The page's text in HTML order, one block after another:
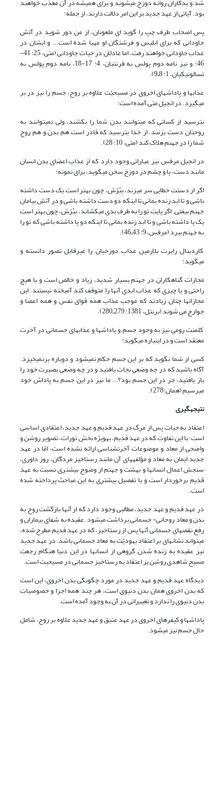
شد و بدکاران روانه دوزخ می‏شوند و برای همیشه در آن معذّب خواهند
بود. آیاتی از عهد جدید بر این امر دلالت دارند، از جمله:
پس اصحاب طرف چپ را گوید ای ملعونان، از من دور شوید در آتش
جاودانی که برای ابلیس و فرشتگان او مهیا شده است... و ایشان در
عذاب جاودانی خواهند رفت، اما عادلان در حیات جاودانی (متی، 25: 41-
46؛ و نیز نامه دوم پولس به قرنتیان، 4: 17-18، نامه دوم پولس به
تسالونیکیان، 1: 8ـ9).
عذاب‏ها و پاداش‏های اخروی در مسیحیّت علاوه بر روح، جسم را نیز در بر
می‏گیرد. در انجیل متی آمده است:
نترسید از کسانی که می‏توانند بدن شما را بکشند، ولی نمی‏توانند به
روحتان دست بزنند. از خدا بترسید که قادر است هم بدن و هم روح
شما را در جهنم هلاک کند (متی، 10: 28).
در انجیل مرقس نیز عباراتی وجود دارد که از عذاب اعضای بدن انسان
مانند دست، پا و چشم در دوزخ سخن می‏گوید، برای نمونه:
اگر از دستت خطایی سر می‏زند، بِبُرّش، چون بهتر است یک دست داشته
باشی و تا ابد زنده بمانی تا اینکه دو دست داشته باشی و در آتش بی‏امان
جهنم بیفتی. اگر پایت تو را به طرف بدی می‏کشاند، بِبُرّش، چون بهتر است
یک پا داشته باشی و تا ابد زنده بمانی تا اینکه دو پا داشته باشی که تو را
به جهنم ببرد (مرقس، 9: 43ـ46).
کاردینال رابرت بلارمین عذاب دوزخیان را غیرقابل تصور دانسته و
می‏گوید:
مجازات گناهکاران در جهنم بسیار شدید، زیاد و خالص است و با هیچ
راحتی و یا چیزی که عذاب ابدی آنها را متوقف کند آمیخته نیستند. این
مجازات‏ها چنان زیادند که موجب عذاب همه قوای نفس و همه اعضا و
جوارح می شوند (برنتل، 1381: 279ـ280).
کلمنت رومی نیز به وجود جسم و پاداش‏ها و عذاب‏های جسمانی در آخرت
معتقد است و در این‏باره می‏گوید:
کسی از شما نگوید که بر این جسم حکم نمی‏شود و دوباره برنمی‏خیزد.
آگاه باشید که در چه وضعی نجات یافتید و در چه وضعی بصیرت خود را
باز یافتید، جز در این جسم بود؟... ما نیز در این جسم به پاداش خود
می‏رسیم (همان:278).
نتیجه‏گیری
اعتقاد به حیات پس از مرگ در عهد قدیم و عهد جدید، اعتقادی اساسی
است؛ با این تفاوت که در عهد قدیم، به‏ویژه بخش تورات، تصویر روشن و
واضحی از معاد و موضوعات آخرت‏شناسی ارائه نشده است، امّا در عهد
جدید ایمان به معاد و مؤلفه‏های آن مانند رستاخیز مردگان، روز داوری،
سنجش اعمال انسان‏ها و بهشت و جهنم از وضوح بیشتری نسبت به عهد
قدیم برخوردار است و با تفصیل بیشتری به این مباحث پرداخته شده
است.
در عهد قدیم و عهد جدید، مطالبی وجود دارد که از آنها بازگشت روح به
بدن و معاد روحانی- جسمانی برداشت می‏شود. عقیده به شفای بیماران و
رفع نقص‏های جسمانی آنها پس از رستاخیز، که در عهد قدیم مطرح شده،
می‏تواند نشانه‏ای بر اعتقاد یهودیّت به معاد جسمانی باشد. در عهد جدید
نیز عقیده به زنده شدن گروهی از انسان‏ها در این دنیا هنگام رجعت
مسیح شاهدی روشن بر اعتقاد به رستاخیز جسمانی در مسیحیت است.
دیدگاه عهد قدیم و عهد جدید در مورد چگونگی بدن اخروی، این است
که بدن اخروی همان بدن دنیوی است، هر چند همه اجزا و خصوصیات
بدن دنیوی را ندارد و تغییراتی در آن به وجود آمده است.
پاداش‏ها و کیفرهای اخروی در عهد عتیق و عهد جدید علاوه بر روح، شامل
حال جسم نیز می‏شود.